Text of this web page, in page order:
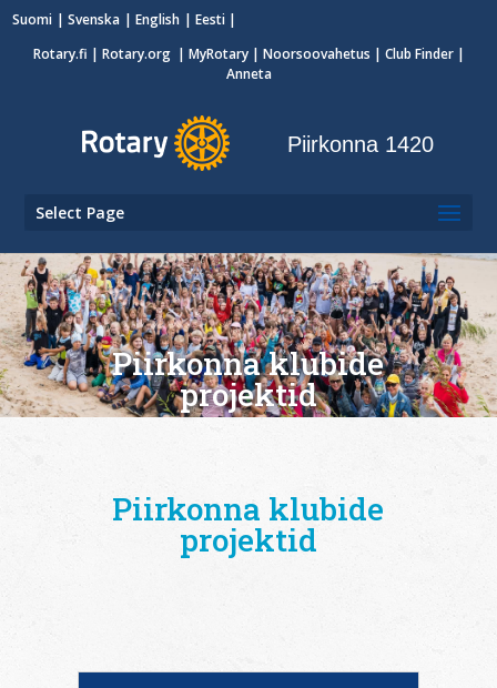
Suomi Svenska English
Eesti
Rotary.fi | Rotary.org | MyRotary| Noorsoovahetus | Club Finder|
Anneta
Piirkonna 1420
Select Page
Piirkonna klubide
projektid
Piirkonna klubide
projektid